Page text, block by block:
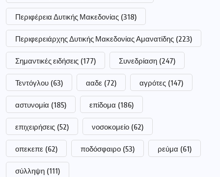
Περιφέρεια Δυτικής Μακεδονίας (318)
Περιφερειάρχης Δυτικής Μακεδονίας Αμανατίδης (223)
Σημαντικές ειδήσεις (177) Συνεδρίαση (247)
Τεντόγλου (63) ααδε (72) αγρότες (147)
αστυνομία (185) επίδομα (186)
επιχειρήσεις (52) νοσοκομείο (62)
οπεκεπε (62) ποδόσφαιρο (53) ρεύμα (61)
σύλληψη (111)